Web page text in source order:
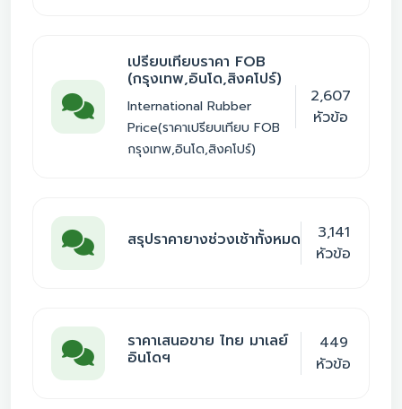
เปรียบเทียบราคา FOB
(กรุงเทพ,อินโด,สิงคโปร์)
International Rubber
Price(ราคาเปรียบเทียบ FOB
กรุงเทพ,อินโด,สิงคโปร์)
2,607
หัวข้อ
สรุปราคายางช่วงเช้าทั้งหมด
3,141
หัวข้อ
ราคาเสนอขาย ไทย มาเลย์
อินโดฯ
449
หัวข้อ